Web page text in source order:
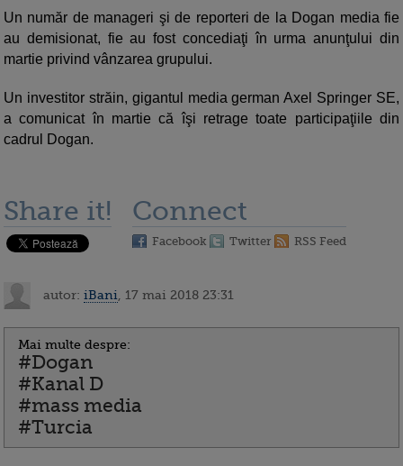
Un număr de manageri şi de reporteri de la Dogan media fie
au demisionat, fie au fost concediaţi în urma anunţului din
martie privind vânzarea grupului.
Un investitor străin, gigantul media german Axel Springer SE,
a comunicat în martie că îşi retrage toate participaţiile din
cadrul Dogan.
Share it! Connect
Facebook Twitter RSS Feed
autor: iBani , 17 mai 2018 23:31
Mai multe despre:
#Dogan
#Kanal D
#mass media
#Turcia